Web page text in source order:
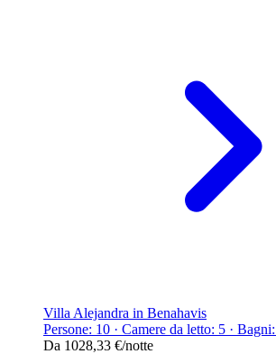
Villa Alejandra in Benahavis
Persone: 10 · Camere da letto: 5 ·
Da 1028,33 €/notte